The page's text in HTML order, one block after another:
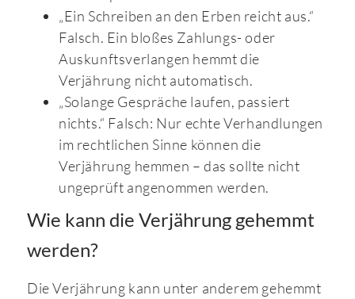
„Ein Schreiben an den Erben reicht aus.“
Falsch. Ein bloßes Zahlungs- oder
Auskunftsverlangen hemmt die
Verjährung nicht automatisch.
„Solange Gespräche laufen, passiert
nichts.“ Falsch: Nur echte Verhandlungen
im rechtlichen Sinne können die
Verjährung hemmen – das sollte nicht
ungeprüft angenommen werden.
Wie kann die Verjährung gehemmt
werden?
Die Verjährung kann unter anderem gehemmt